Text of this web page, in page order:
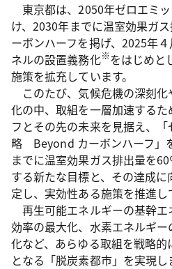
東京都は、2050年ゼロエミ
け、2030年までに温室効果ガ
ーボンハーフを掲げ、2025年
ネルの設置義務化※をはじめと
施策を拡充しています。
このたび、気候危機の深刻化
化の中、取組を一層加速する
フとその先の未来を見据え、
略 Beyond カーボンハーフ」
までに温室効果ガス排出量を60
する新たな目標と、その達成
定し、実効性ある施策を推進し
再生可能エネルギーの基幹エ
効率の最大化、水素エネルギ
化など、あらゆる取組を戦略
となる「脱炭素都市」を実現し